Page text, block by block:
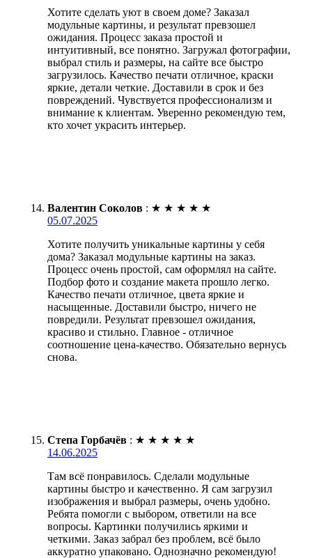
Хотите сделать уют в своем доме? Заказал
модульные картины, и результат превзошел
ожидания. Процесс заказа простой и
интуитивный, все понятно. Загружал фотографии,
выбрал стиль и размеры, на сайте все быстро
загрузилось. Качество печати отличное, краски
яркие, детали четкие. Доставили в срок и без
повреждений. Чувствуется профессионализм и
внимание к клиентам. Уверенно рекомендую тем,
кто хочет украсить интерьер.
Валентин Соколов : ★ ★ ★ ★ ★
05.07.2025
Хотите получить уникальные картины у себя
дома? Заказал модульные картины на заказ.
Процесс очень простой, сам оформлял на сайте.
Подбор фото и создание макета прошло легко.
Качество печати отличное, цвета яркие и
насыщенные. Доставили быстро, ничего не
повредили. Результат превзошел ожидания,
красиво и стильно. Главное - отличное
соотношение цена-качество. Обязательно вернусь
снова.
Степа Горбачёв : ★ ★ ★ ★ ★
14.06.2025
Там всё понравилось. Сделали модульные
картины быстро и качественно. Я сам загрузил
изображения и выбрал размеры, очень удобно.
Ребята помогли с выбором, ответили на все
вопросы. Картинки получились яркими и
четкими. Заказ забрал без проблем, всё было
аккуратно упаковано. Однозначно рекомендую!